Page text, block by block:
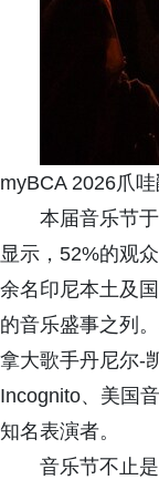
myBCA 2026爪
本届音乐节
显示，52%的观
余名印尼本土及
的音乐盛事之列
拿大歌手丹尼尔-
Incognito、美国
知名表演者。
音乐节不止